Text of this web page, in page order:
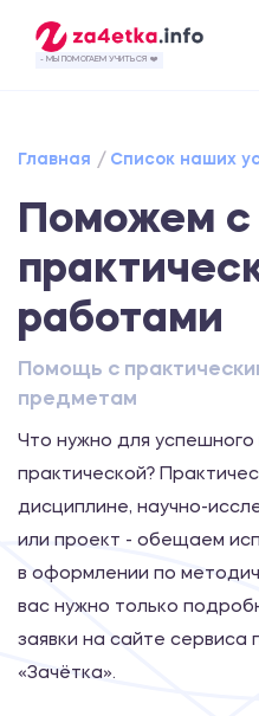
- МЫ ПОМОГАЕМ УЧИТЬСЯ ❤️
Главная Список наших
Поможем с
работами
Помощь с
предметам
Что нужно для
практической?
дисциплине, научно-
или проект - обещаем
в оформлении по
вас нужно только
заявки на сайте
«Зачётка».